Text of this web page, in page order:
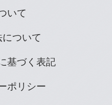
いて
ついて
基づく表記
ポリシー